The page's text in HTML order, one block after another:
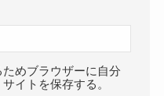
めブラウザーに自分
イトを保存する。